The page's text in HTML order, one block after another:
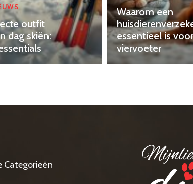
outfit
dag skiën:
Waarom een
essentieel is
viervoeter
Categorieën